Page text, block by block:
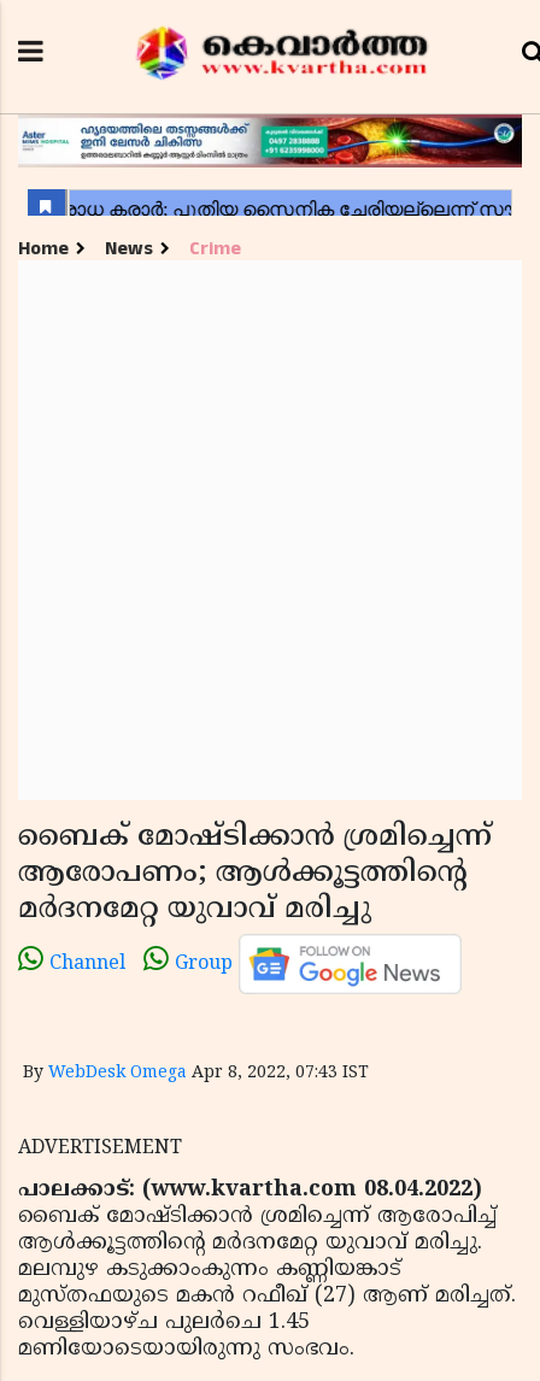
Home News Crime
ബൈക് മോഷ്ടിക്കാന്‍ ശ്രമിച്ചെന്ന്
ആരോപണം; ആള്‍ക്കൂട്ടത്തിന്റെ
മര്‍ദനമേറ്റ യുവാവ് മരിച്ചു
Channel Group
By WebDesk Omega Apr 8, 2022, 07:43 IST
ADVERTISEMENT
പാലക്കാട്: (www.kvartha.com 08.04.2022)
ബൈക് മോഷ്ടിക്കാന്‍ ശ്രമിച്ചെന്ന് ആരോപിച്ച്
ആള്‍ക്കൂട്ടത്തിന്റെ മര്‍ദനമേറ്റ യുവാവ് മരിച്ചു.
മലമ്പുഴ കടുക്കാംകുന്നം കണ്ണിയങ്കാട്
മുസ്തഫയുടെ മകന്‍ റഫീഖ് (27) ആണ് മരിച്ചത്.
വെള്ളിയാഴ്ച പുലര്‍ചെ 1.45
മണിയോടെയായിരുന്നു സംഭവം.